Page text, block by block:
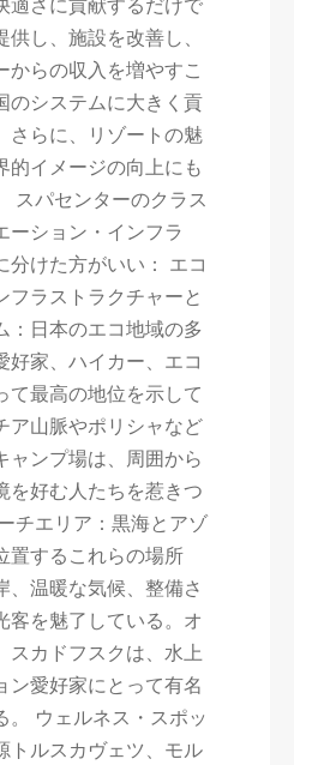
し、施設を改善し、
からの収入を増やすこ
のシステムに大きく貢
さらに、リゾートの魅
的イメージの向上にも
スパセンターのクラス
ーション・インフラ
分けた方がいい： エコ
フラストラクチャーと
：日本のエコ地域の多
好家、ハイカー、エコ
て最高の地位を示して
ア山脈やポリシャなど
ャンプ場は、周囲から
を好む人たちを惹きつ
チエリア：黒海とアゾ
置するこれらの場所
、温暖な気候、整備さ
客を魅了している。オ
スカドフスクは、水上
ン愛好家にとって有名
。 ウェルネス・スポッ
トルスカヴェツ、モル